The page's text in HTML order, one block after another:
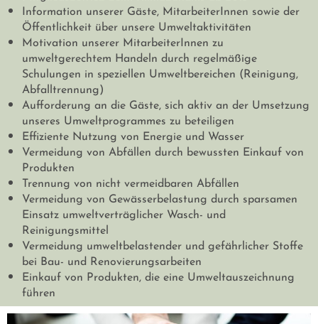
Information unserer Gäste, MitarbeiterInnen sowie der
Öffentlichkeit über unsere Umweltaktivitäten
Motivation unserer MitarbeiterInnen zu
umweltgerechtem Handeln durch regelmäßige
Schulungen in speziellen Umweltbereichen (Reinigung,
Abfalltrennung)
Aufforderung an die Gäste, sich aktiv an der Umsetzung
unseres Umweltprogrammes zu beteiligen
Effiziente Nutzung von Energie und Wasser
Vermeidung von Abfällen durch bewussten Einkauf von
Produkten
Trennung von nicht vermeidbaren Abfällen
Vermeidung von Gewässerbelastung durch sparsamen
Einsatz umweltverträglicher Wasch- und
Reinigungsmittel
Vermeidung umweltbelastender und gefährlicher Stoffe
bei Bau- und Renovierungsarbeiten
Einkauf von Produkten, die eine Umweltauszeichnung
führen